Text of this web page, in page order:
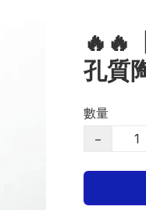
🔥🔥
孔質
數量
−